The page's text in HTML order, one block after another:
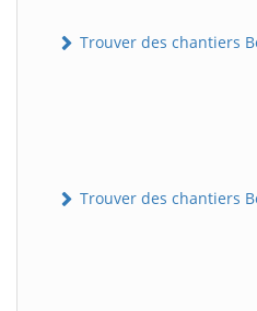
Trouver des chantiers
Trouver des chantiers